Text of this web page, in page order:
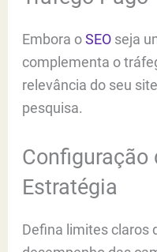
Embora oSEO seja
complementa o
relevância do seu
pesquisa.
Configuração
Estratégia
Defina limites claros